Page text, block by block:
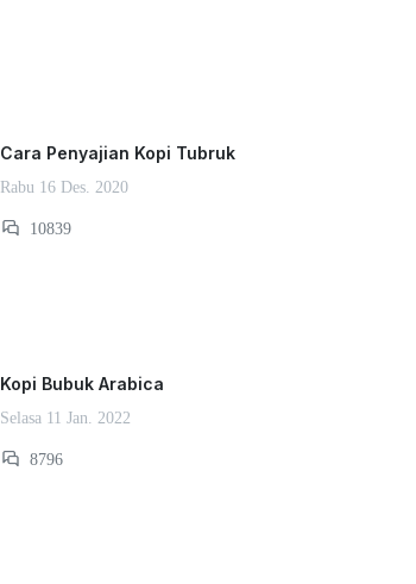
Cara Penyajian Kopi Tubruk
Rabu 16 Des. 2020
10839
Kopi Bubuk Arabica
Selasa 11 Jan. 2022
8796